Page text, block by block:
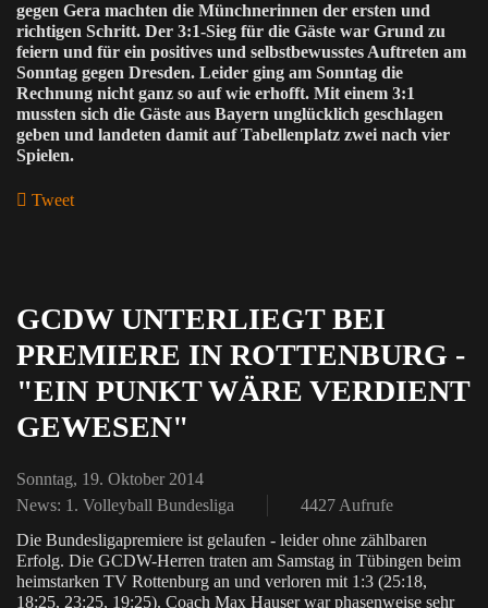
gegen Gera machten die Münchnerinnen der ersten und
richtigen Schritt. Der 3:1-Sieg für die Gäste war Grund zu
feiern und für ein positives und selbstbewusstes Auftreten am
Sonntag gegen Dresden. Leider ging am Sonntag die
Rechnung nicht ganz so auf wie erhofft. Mit einem 3:1
mussten sich die Gäste aus Bayern unglücklich geschlagen
geben und landeten damit auf Tabellenplatz zwei nach vier
Spielen.
Tweet
GCDW UNTERLIEGT BEI
PREMIERE IN ROTTENBURG -
"EIN PUNKT WÄRE VERDIENT
GEWESEN"
Sonntag, 19. Oktober 2014
News: 1. Volleyball Bundesliga
4427 Aufrufe
Die Bundesligapremiere ist gelaufen - leider ohne zählbaren
Erfolg. Die GCDW-Herren traten am Samstag in Tübingen beim
heimstarken TV Rottenburg an und verloren mit 1:3 (25:18,
18:25, 23:25, 19:25). Coach Max Hauser war phasenweise sehr